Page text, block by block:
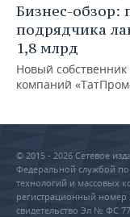
Бизнес-обзор:
подрядчика
1,8 млрд
Новый
компаний
© 2015 - 2026 Сетевое
Федеральной службой
технологий и массовых
регистрационный номер
свидетельство Эл № ФС